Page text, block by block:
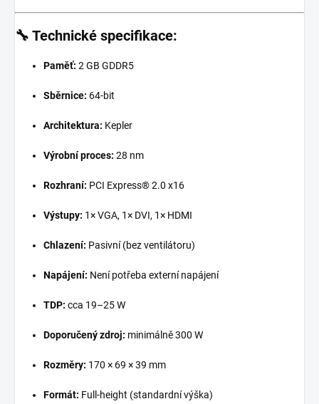
🔧 Technické specifikace:
Paměť: 2 GB GDDR5
Sběrnice: 64-bit
Architektura: Kepler
Výrobní proces: 28 nm
Rozhraní: PCI Express® 2.0 x16
Výstupy: 1× VGA, 1× DVI, 1× HDMI
Chlazení: Pasivní (bez ventilátoru)
Napájení: Není potřeba externí napájení
TDP: cca 19–25 W
Doporučený zdroj: minimálně 300 W
Rozměry: 170 × 69 × 39 mm
Formát: Full-height (standardní výška)